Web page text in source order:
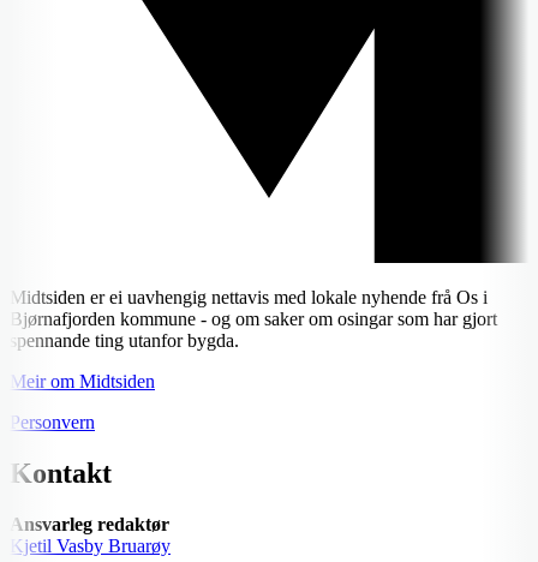
Midtsiden er ei uavhengig nettavis med lokale nyhende frå Os i
Bjørnafjorden kommune - og om saker om osingar som har gjort
spennande ting utanfor bygda.
Meir om Midtsiden
Personvern
Kontakt
Ansvarleg redaktør
Kjetil Vasby Bruarøy